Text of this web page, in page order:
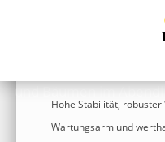
Hohe Stabilität,
Wartungsarm und